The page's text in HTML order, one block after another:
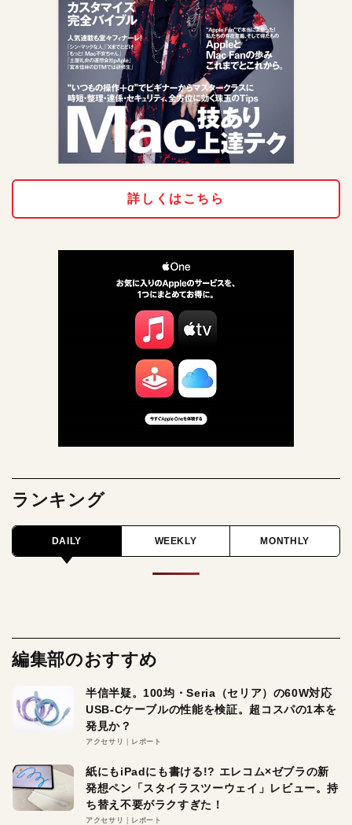
詳しくはこちら
ランキング
DAILY WEEKLY MONTHLY
編集部のおすすめ
半信半疑。100均・Seria（セリア）の60W対応
USB-Cケーブルの性能を検証。超コスパの1本を
発見か？
アクセサリ レポート
紙にもiPadにも書ける!? エレコム×ゼブラの新
発想ペン「スタイラスツーウェイ」レビュー。持
ち替え不要がラクすぎた！
アクセサリ レポート